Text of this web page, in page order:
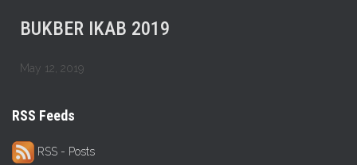
BUKBER IKAB 2019
May 12, 2019
RSS Feeds
RSS - Posts